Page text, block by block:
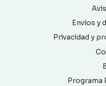
Envíos y
Privacidad y
Programa